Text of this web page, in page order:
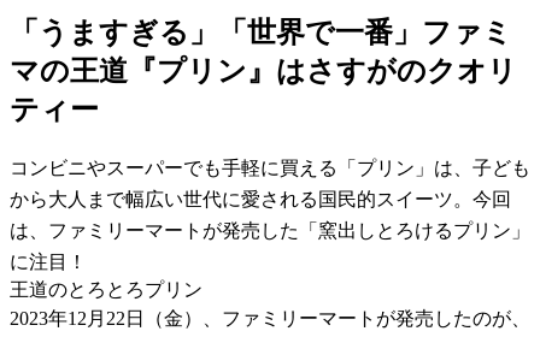
「うますぎる」「世界で一番」ファミ
マの王道『プリン』はさすがのクオリ
ティー
コンビニやスーパーでも手軽に買える「プリン」は、子ども
から大人まで幅広い世代に愛される国民的スイーツ。今回
は、ファミリーマートが発売した「窯出しとろけるプリン」
に注目！
王道のとろとろプリン
2023年12月22日（金）、ファミリーマートが発売したのが、